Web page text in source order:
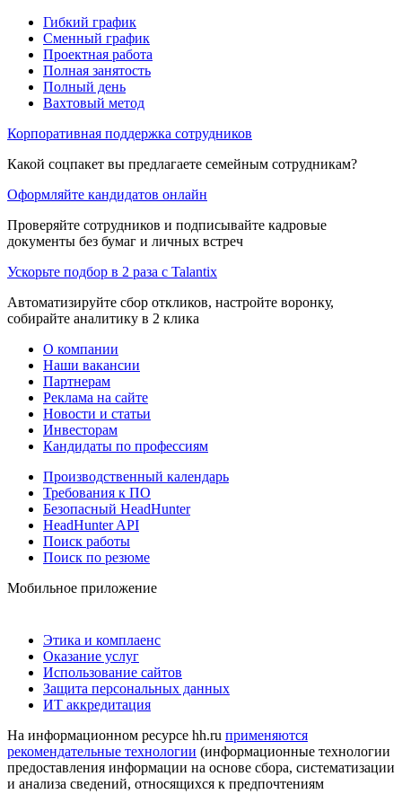
Гибкий график
Сменный график
Проектная работа
Полная занятость
Полный день
Вахтовый метод
Корпоративная поддержка сотрудников
Какой соцпакет вы предлагаете семейным сотрудникам?
Оформляйте кандидатов онлайн
Проверяйте сотрудников и подписывайте кадровые
документы без бумаг и личных встреч
Ускорьте подбор в 2 раза с Talantix
Автоматизируйте сбор откликов, настройте воронку,
собирайте аналитику в 2 клика
О компании
Наши вакансии
Партнерам
Реклама на сайте
Новости и статьи
Инвесторам
Кандидаты по профессиям
Производственный календарь
Требования к ПО
Безопасный HeadHunter
HeadHunter API
Поиск работы
Поиск по резюме
Мобильное приложение
Этика и комплаенс
Оказание услуг
Использование сайтов
Защита персональных данных
ИТ аккредитация
На информационном ресурсе hh.ru применяются
рекомендательные технологии (информационные технологии
предоставления информации на основе сбора, систематизации
и анализа сведений, относящихся к предпочтениям